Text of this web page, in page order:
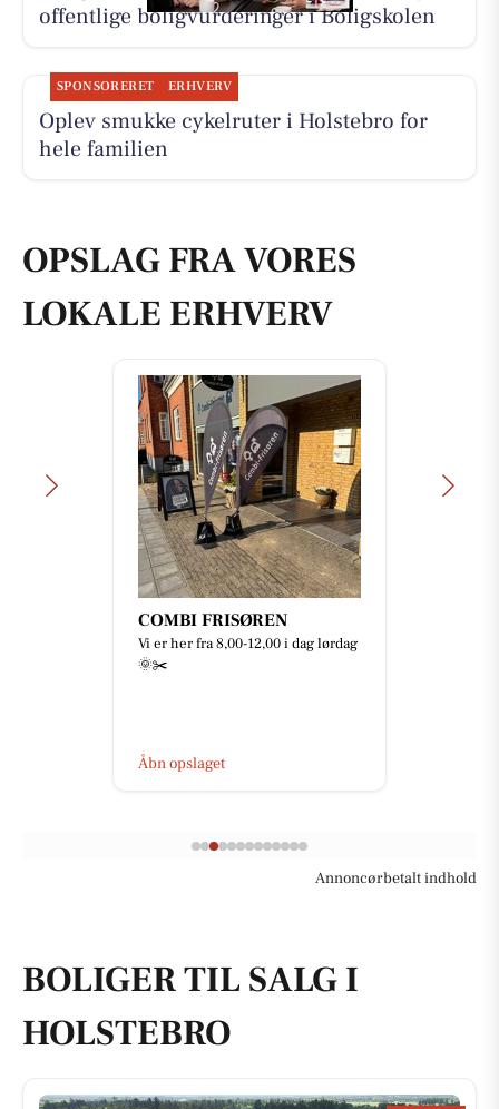
offentlige boligvurderinger i Boligskolen
SPONSORERET ERHVERV
Oplev smukke cykelruter i Holstebro for
hele familien
OPSLAG FRA VORES
LOKALE ERHVERV
COMBI FRISØREN
Vi er her fra 8,00-12,00 i dag lørdag
🌞✂️
Åbn opslaget
Annoncørbetalt indhold
BOLIGER TIL SALG I
HOLSTEBRO